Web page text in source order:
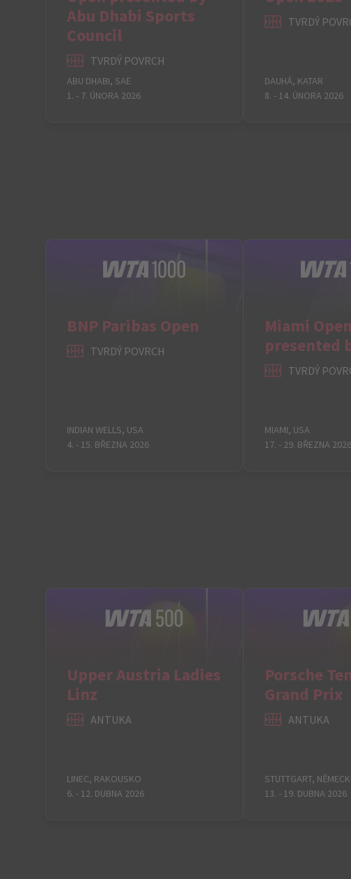
Abu Dhabi Sports
Council
TVRDÝ POVRCH
ABU DHABI, SAE
1. - 7. ÚNORA 2026
TVRDÝ
DAUHÁ, KATAR
8. - 14. ÚNORA 2026
BNP Paribas Open
TVRDÝ POVRCH
INDIAN WELLS, USA
4. - 15. BŘEZNA 2026
Miami Open
presented
TVRDÝ
MIAMI, USA
17. - 29. BŘEZNA 2026
Upper Austria Ladies
Linz
ANTUKA
LINEC, RAKOUSKO
6. - 12. DUBNA 2026
Porsche
Grand Prix
ANTUKA
STUTTGART,
13. - 19. DUBNA 2026